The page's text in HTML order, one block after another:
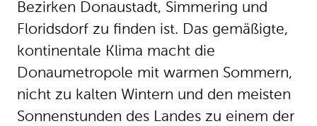
Bezirken Donaustadt, Simmering und
Floridsdorf zu finden ist. Das gemäßigte,
kontinentale Klima macht die
Donaumetropole mit warmen Sommern,
nicht zu kalten Wintern und den meisten
Sonnenstunden des Landes zu einem der